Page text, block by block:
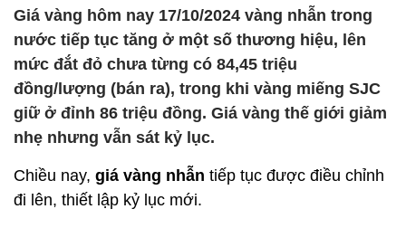
Giá vàng hôm nay 17/10/2024 vàng nhẫn trong
nước tiếp tục tăng ở một số thương hiệu, lên
mức đắt đỏ chưa từng có 84,45 triệu
đồng/lượng (bán ra), trong khi vàng miếng SJC
giữ ở đỉnh 86 triệu đồng. Giá vàng thế giới giảm
nhẹ nhưng vẫn sát kỷ lục.
Chiều nay, giá vàng nhẫn tiếp tục được điều chỉnh
đi lên, thiết lập kỷ lục mới.